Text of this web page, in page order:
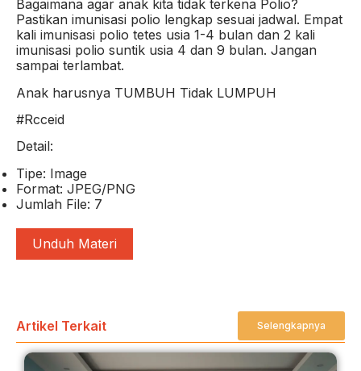
Bagaimana agar anak kita tidak terkena Polio?
Pastikan imunisasi polio lengkap sesuai jadwal. Empat
kali imunisasi polio tetes usia 1-4 bulan dan 2 kali
imunisasi polio suntik usia 4 dan 9 bulan. Jangan
sampai terlambat.
Anak harusnya TUMBUH Tidak LUMPUH
#Rcceid
Detail:
Tipe: Image
Format: JPEG/PNG
Jumlah File: 7
Unduh Materi
Artikel Terkait Selengkapnya